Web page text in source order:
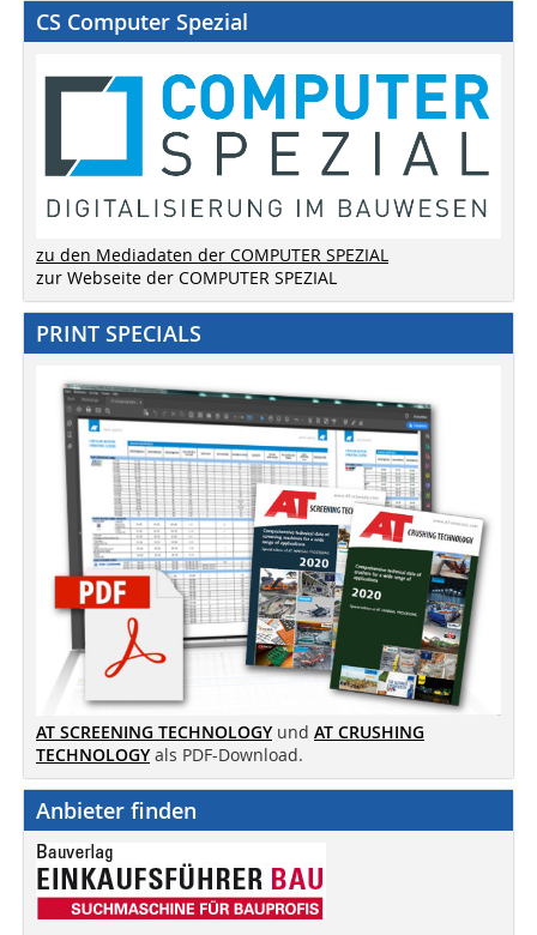
CS Computer Spezial
zu den Mediadaten der COMPUTER SPEZIAL
zur Webseite der COMPUTER SPEZIAL
PRINT SPECIALS
AT SCREENING TECHNOLOGY und AT CRUSHING
TECHNOLOGY als PDF-Download.
Anbieter finden